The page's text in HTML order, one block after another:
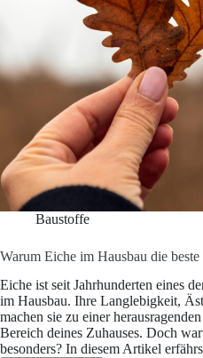
Baustoffe
Warum Eiche im Hausbau die
Eiche ist seit Jahrhunderten eines
im Hausbau. Ihre Langlebigkeit,
machen sie zu einer
Bereich deines Zuhauses. Doch
besonders? In diesem Artikel